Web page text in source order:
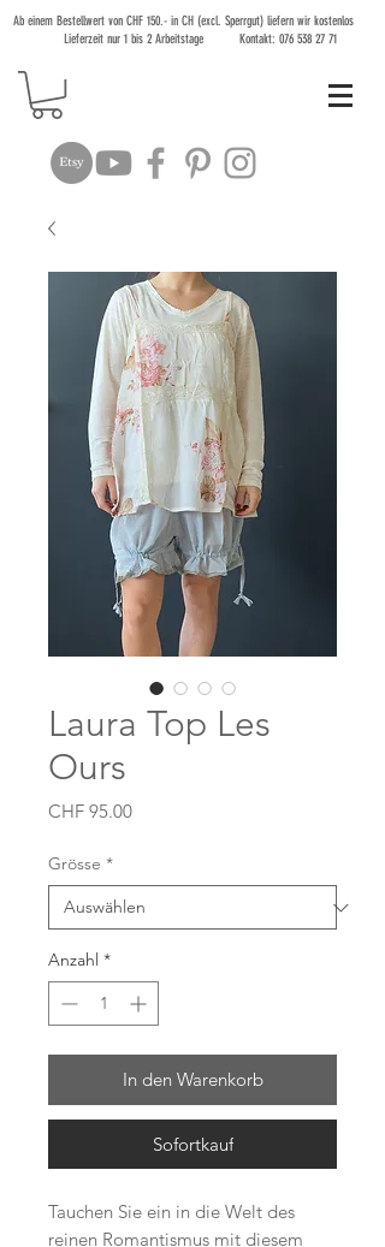
Ab einem Bestellwert von CHF 150.- in CH (excl. Sperrgut) liefern wir kostenlos
Lieferzeit nur 1 bis 2 Arbeitstage Kontakt: 076 538 27 71
Laura Top Les
Ours
CHF 95.00Preis
Grösse *
Anzahl *
In den Warenkorb
Sofortkauf
Tauchen Sie ein in die Welt des
reinen Romantismus mit diesem